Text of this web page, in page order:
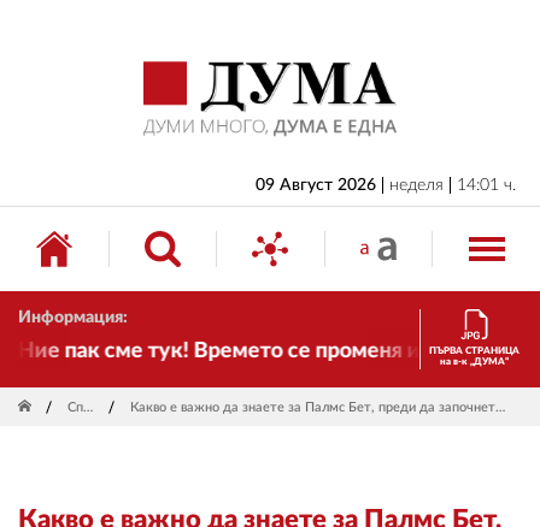
09 Август 2026 неделя 14:01 ч.
Информация:
пак сме тук! Времето се променя и налагаПЪРВА СТРАНИЦА
на в-к „ДУМА“
Спорт Какво е важно да знаете за Палмс Бет, преди да започнете да залагате там?
Какво е важно да знаете за Палмс Бет,
БЪЛГАРИЯ
ИКОНОМИКА
ИЗБОРИ
СВЯТ
ДРУГИ